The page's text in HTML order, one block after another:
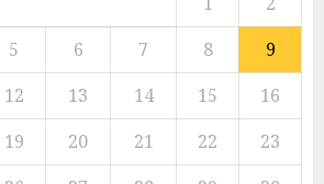
5 6 7 8
9
12 13 14 15
16
19 20 21 22
23